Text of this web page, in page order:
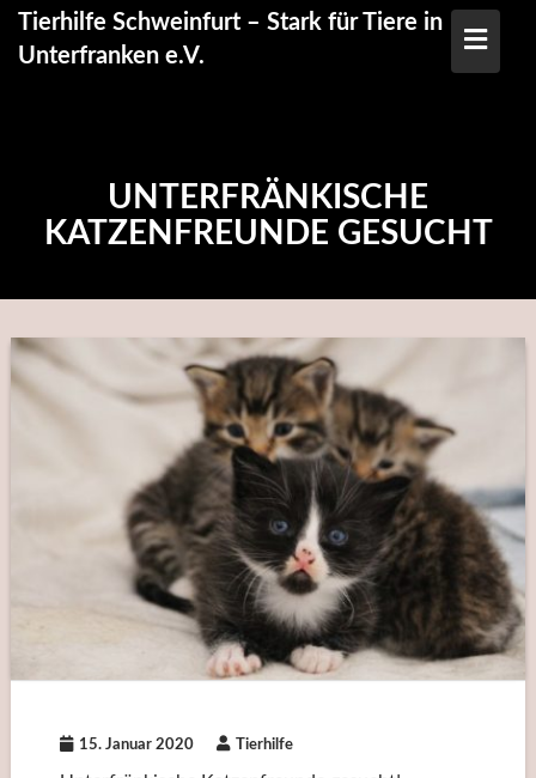
Skip
content
Tierhilfe Schweinfurt – Stark für Tiere in
Unterfranken e.V.
UNTERFRÄNKISCHE
KATZENFREUNDE GESUCHT
15. Januar 2020 Tierhilfe